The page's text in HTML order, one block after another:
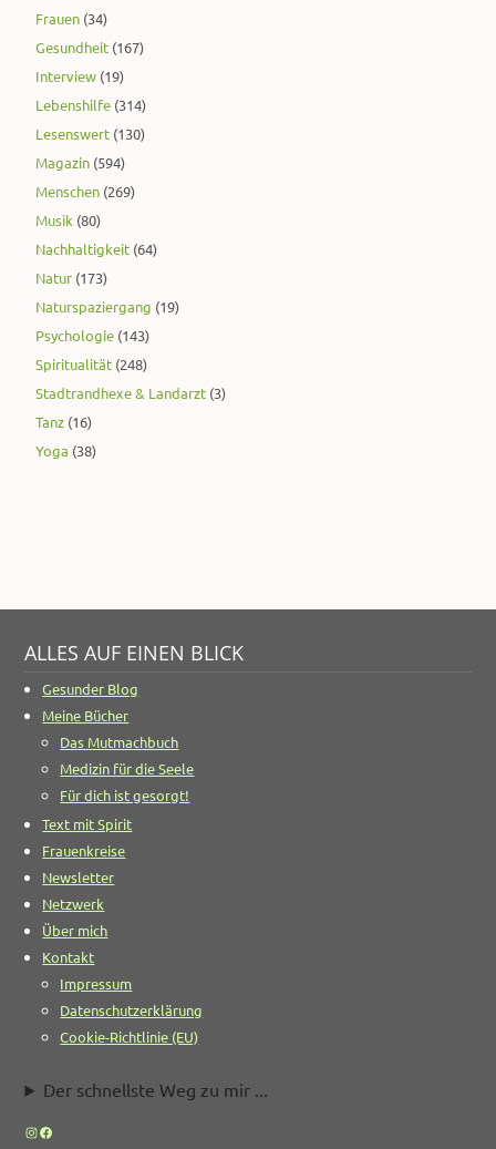
Frauen (34)
Gesundheit (167)
Interview (19)
Lebenshilfe (314)
Lesenswert (130)
Magazin (594)
Menschen (269)
Musik (80)
Nachhaltigkeit (64)
Natur (173)
Naturspaziergang (19)
Psychologie (143)
Spiritualität (248)
Stadtrandhexe & Landarzt (3)
Tanz (16)
Yoga (38)
ALLES AUF EINEN BLICK
Gesunder Blog
Meine Bücher
Das Mutmachbuch
Medizin für die Seele
Für dich ist gesorgt!
Text mit Spirit
Frauenkreise
Newsletter
Netzwerk
Über mich
Kontakt
Impressum
Datenschutzerklärung
Cookie-Richtlinie (EU)
Der schnellste Weg zu mir ...
Instagram
Facebook